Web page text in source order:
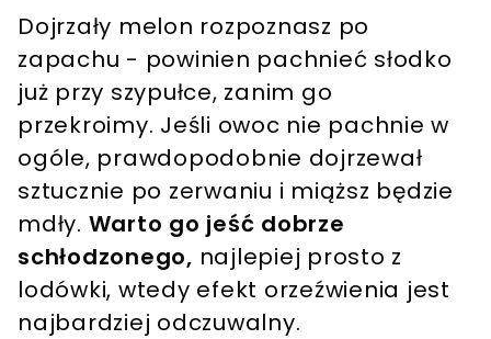
Dojrzały melon rozpoznasz po
zapachu - powinien pachnieć słodko
już przy szypułce, zanim go
przekroimy. Jeśli owoc nie pachnie w
ogóle, prawdopodobnie dojrzewał
sztucznie po zerwaniu i miąższ będzie
mdły. Warto go jeść dobrze
schłodzonego, najlepiej prosto z
lodówki, wtedy efekt orzeźwienia jest
najbardziej odczuwalny.